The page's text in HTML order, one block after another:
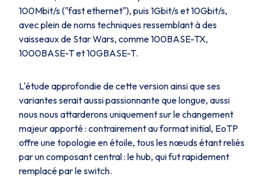
100Mbit/s ("fast ethernet"), puis 1Gbit/s et 10Gbit/s,
avec plein de noms techniques ressemblant à des
vaisseaux de Star Wars, comme100BASE-TX,
1000BASE-Tet10GBASE-T.
L'étude approfondie de cette version ainsi que ses
variantes serait aussi passionnante que longue, aussi
nous nous attarderons uniquement sur le changement
majeur apporté : contrairement au format initial, EoTP
offre une topologie en étoile, tous les nœuds étant reliés
par un composant central : lehub, qui fut rapidement
remplacé par leswitch.